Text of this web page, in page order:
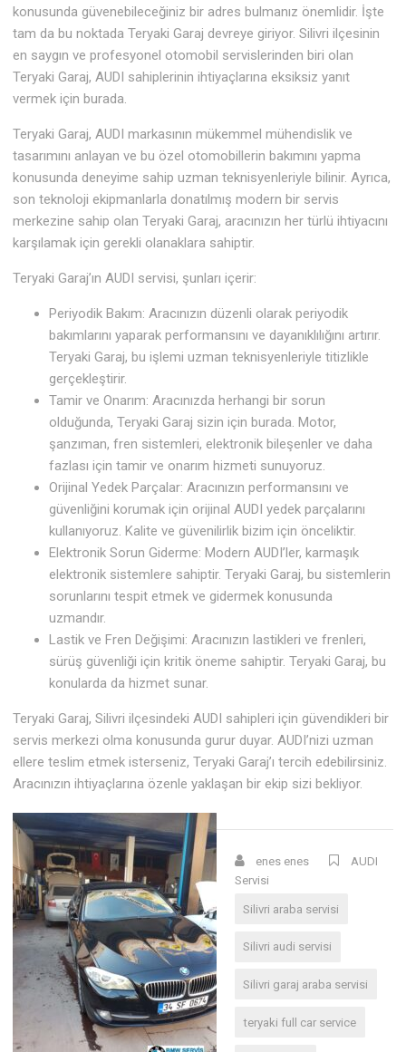
konusunda güvenebileceğiniz bir adres bulmanız önemlidir. İşte
tam da bu noktada Teryaki Garaj devreye giriyor. Silivri ilçesinin
en saygın ve profesyonel otomobil servislerinden biri olan
Teryaki Garaj, AUDI sahiplerinin ihtiyaçlarına eksiksiz yanıt
vermek için burada.
Teryaki Garaj, AUDI markasının mükemmel mühendislik ve
tasarımını anlayan ve bu özel otomobillerin bakımını yapma
konusunda deneyime sahip uzman teknisyenleriyle bilinir. Ayrıca,
son teknoloji ekipmanlarla donatılmış modern bir servis
merkezine sahip olan Teryaki Garaj, aracınızın her türlü ihtiyacını
karşılamak için gerekli olanaklara sahiptir.
Teryaki Garaj’ın AUDI servisi, şunları içerir:
Periyodik Bakım: Aracınızın düzenli olarak periyodik
bakımlarını yaparak performansını ve dayanıklılığını artırır.
Teryaki Garaj, bu işlemi uzman teknisyenleriyle titizlikle
gerçekleştirir.
Tamir ve Onarım: Aracınızda herhangi bir sorun
olduğunda, Teryaki Garaj sizin için burada. Motor,
şanzıman, fren sistemleri, elektronik bileşenler ve daha
fazlası için tamir ve onarım hizmeti sunuyoruz.
Orijinal Yedek Parçalar: Aracınızın performansını ve
güvenliğini korumak için orijinal AUDI yedek parçalarını
kullanıyoruz. Kalite ve güvenilirlik bizim için önceliktir.
Elektronik Sorun Giderme: Modern AUDI’ler, karmaşık
elektronik sistemlere sahiptir. Teryaki Garaj, bu sistemlerin
sorunlarını tespit etmek ve gidermek konusunda
uzmandır.
Lastik ve Fren Değişimi: Aracınızın lastikleri ve frenleri,
sürüş güvenliği için kritik öneme sahiptir. Teryaki Garaj, bu
konularda da hizmet sunar.
Teryaki Garaj, Silivri ilçesindeki AUDI sahipleri için güvendikleri bir
servis merkezi olma konusunda gurur duyar. AUDI’nizi uzman
ellere teslim etmek isterseniz, Teryaki Garaj’ı tercih edebilirsiniz.
Aracınızın ihtiyaçlarına özenle yaklaşan bir ekip sizi bekliyor.
enes enes
AUDI
Servisi
Silivri araba servisi
Silivri audi servisi
Silivri garaj araba servisi
teryaki full car service